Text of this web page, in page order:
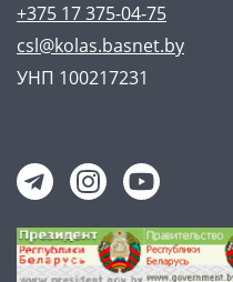
+375 17 375-04-75
csl@kolas.basnet.by
УНП 100217231